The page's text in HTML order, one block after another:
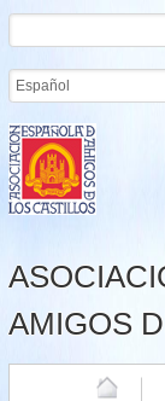
Formulario de
Buscar
AMIGOS